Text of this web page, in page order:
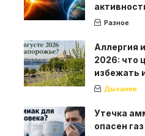
Разное
Аллергия
2026: что
избежать
Дыхание
Утечка
опасен